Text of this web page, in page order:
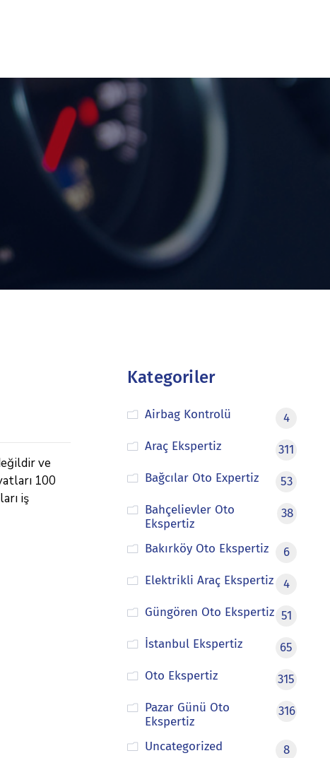
ve
100
iş
Kategoriler
Airbag Kontrolü
4
Araç Ekspertiz
311
Bağcılar Oto Expertiz
53
Bahçelievler Oto
Ekspertiz
38
Bakırköy Oto Ekspertiz
6
Elektrikli Araç Ekspertiz
4
Güngören Oto Ekspertiz 51
İstanbul Ekspertiz
65
Oto Ekspertiz
315
Pazar Günü Oto
Ekspertiz
316
Uncategorized
8